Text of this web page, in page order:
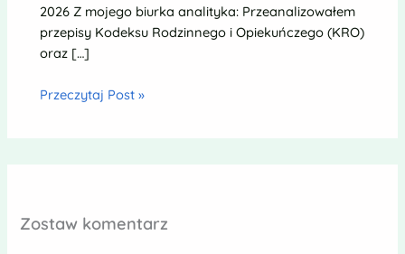
2026 Z mojego biurka analityka: Przeanalizowałem
przepisy Kodeksu Rodzinnego i Opiekuńczego (KRO)
oraz […]
Przeczytaj Post »
Zostaw komentarz